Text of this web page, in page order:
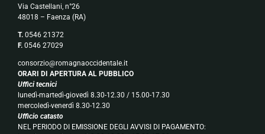
Via Castellani, n°26
48018 – Faenza (RA)
T.0546 21372
F.0546 27029
consorzio@romagnaoccidentale.it
ORARI DI APERTURA AL PUBBLICO
Uffici tecnici
lunedì-martedì-giovedì 8.30-12.30 / 15.00-17.30
mercoledì-venerdì 8.30-12.30
Ufficio catasto
NEL PERIODO DI EMISSIONE DEGLI AVVISI DI PAGAMENTO: